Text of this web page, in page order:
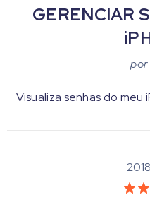
GERENCIAR
por
Visualiza senhas do meu